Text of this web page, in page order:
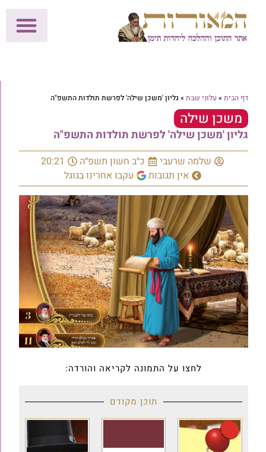
דף הבית » עלוני שבת »גליון 'משכן שילה' לפרשת תולדות התשפ"ה
משכן שילה
גליון 'משכן שילה' לפרשת תולדות התשפ"ה
שלמה שרעבי כ״ב חשון תשפ״ה
20:21
אין תגובות
עקבו אחרינו בגוגל
לחצו על התמונה לקריאה והורדה:
תוכן מקודם